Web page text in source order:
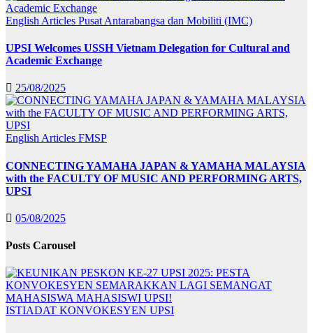
English Articles Pusat Antarabangsa dan Mobiliti (IMC)
UPSI Welcomes USSH Vietnam Delegation for Cultural and
Academic Exchange
25/08/2025
English Articles FMSP
CONNECTING YAMAHA JAPAN & YAMAHA MALAYSIA
with the FACULTY OF MUSIC AND PERFORMING ARTS,
UPSI
05/08/2025
Posts Carousel
ISTIADAT KONVOKESYEN UPSI